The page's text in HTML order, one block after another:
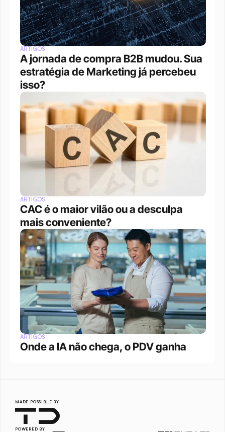
ARTIGOS
A jornada de compra B2B mudou. Sua
estratégia de Marketing já percebeu
isso?
ARTIGOS
CAC é o maior vilão ou a desculpa
mais conveniente?
ARTIGOS
Onde a IA não chega, o PDV ganha
MADE POSSIBLE BY
POWERED BY